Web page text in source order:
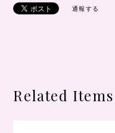
通報する
Related Items